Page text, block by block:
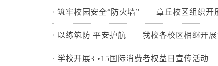
· 筑牢校园安全“防火墙”——章丘校区组织开
· 以练筑防 平安护航——我校各校区相继开
· ​学校开展3 •15国际消费者权益日宣传活动